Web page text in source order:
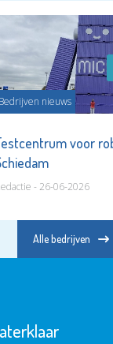
Bedrijven nieuws
voor
- 26-06-2026
Alle bedrijven